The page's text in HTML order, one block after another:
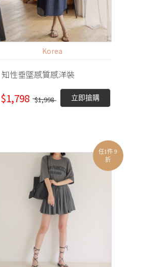
Korea
知性垂墜感質感洋裝
$1,798 $1,998 立即搶購
任1件 9
折